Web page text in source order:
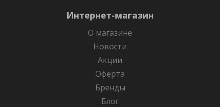
Интернет-магазин
О магазине
Новости
Акции
Оферта
Бренды
Блог